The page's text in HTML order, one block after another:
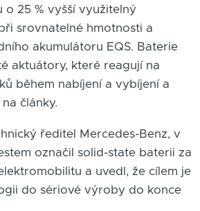
o 25 % vyšší využitelný
srovnatelné hmotnosti a
akumulátoru EQS. Baterie
aktuátory, které reagují na
během nabíjení a vybíjení a
články.
ředitel Mercedes-Benz, v
označil solid-state baterii za
a uvedl, že cílem je
do sériové výroby do konce